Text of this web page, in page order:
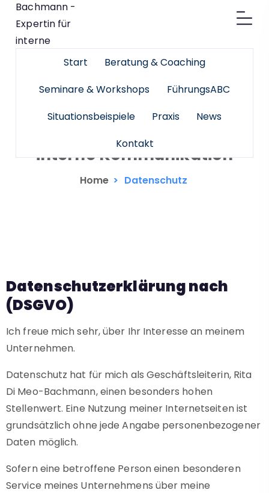
Start
Beratung & Coaching
Seminare & Workshops
FührungsABC
Situationsbeispiele
Praxis
News
Kontakt
Datenschutz - Rita Di Meo-
Bachmann - Expertin für
interne Kommunikation
Home > Datenschutz
Datenschutzerklärung nach
(DSGVO)
Ich freue mich sehr, über Ihr Interesse an meinem
Unternehmen.
Datenschutz hat für mich als Geschäftsleiterin, Rita
Di Meo-Bachmann, einen besonders hohen
Stellenwert. Eine Nutzung meiner Internetseiten ist
grundsätzlich ohne jede Angabe personenbezogener
Daten möglich.
Sofern eine betroffene Person einen besonderen
Service meines Unternehmens über meine